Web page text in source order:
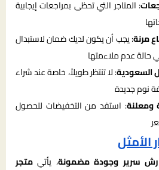
: المتاجر التي تحظى بمراجعات إيجابية
مرنة: يجب أن يكون لديك ضمان لاستبدال
حالة عدم ملاءمتها
السعودية: لا تنتظر طويلاً، خاصة عند شراء
نوم جديدة
: استفد من التخفيضات للحصول
الأمثل
سرير وجودة مضمونة، يأتيمتجر